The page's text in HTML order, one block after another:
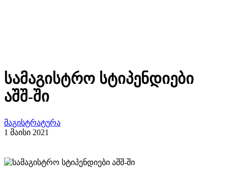
სამაგისტრო სტიპენდიები
აშშ-ში
მაგისტრატურა
1 მაისი 2021